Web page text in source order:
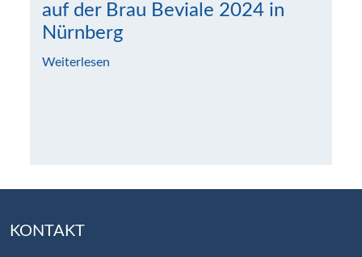
auf der Brau Beviale 2024 in
Nürnberg
Weiterlesen
KONTAKT